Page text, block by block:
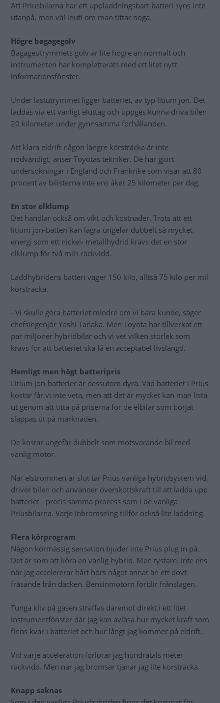
Att Priusbilarna har ett uppladdningsbart batteri syns inte
utanpå, men väl inuti om man tittar noga.
Högre bagagegolv
Bagageutrymmets golv är lite högre än normalt och
instrumenten har kompletterats med ett litet nytt
informationsfönster.
Under lastutrymmet ligger batteriet, av typ litium jon. Det
laddas via ett vanligt eluttag och uppges kunna driva bilen
20 kilometer under gynnsamma förhållanden.
Att klara eldrift någon längre körsträcka är inte
nödvändigt, anser Toyotas tekniker. De har gjort
undersökningar i England och Frankrike som visar att 80
procent av bilisterna inte ens åker 25 kilometer per dag.
En stor elklump
Det handlar också om vikt och kostnader. Trots att ett
litium jon-batteri kan lagra ungefär dubbelt så mycket
energi som ett nickel- metallhydrid krävs det en stor
elklump för två mils räckvidd.
Laddhybridens batteri väger 150 kilo, alltså 75 kilo per mil
körsträcka.
- Vi skulle göra batteriet mindre om vi bara kunde, säger
chefsingenjör Yoshi Tanaka. Men Toyota har tillverkat ett
par miljoner hybridbilar och vi vet vilken storlek som
krävs för att batteriet ska få en acceptabel livslängd.
Hemligt men högt batteripris
Litium jon-batterier är dessutom dyra. Vad batteriet i Prius
kostar får vi inte veta, men att det är mycket kan man lista
ut genom att titta på priserna för de elbilar som börjat
släppas ut på marknaden.
De kostar ungefär dubbelt som motsvarande bil med
vanlig motor.
När elströmmen är slut tar Prius vanliga hybridsystem vid,
driver bilen och använder överskottskraft till att ladda upp
batteriet - precis samma process som i de vanliga
Priusbilarna. Varje inbromsning tillför också lite laddning.
Flera körprogram
Någon körmässig sensation bjuder inte Prius plug in på.
Det är som att köra en vanlig hybrid. Men tystare. Inte ens
när jag accelererar hårt hörs något annat än ett dovt
fräsande från däcken. Bensinmotorn förblir frånslagen.
Tunga kliv på gasen straffas däremot direkt i ett litet
instrumentfönster där jag kan avläsa hur mycket kraft som
finns kvar i batteriet och hur långt jag kommer på eldrift.
Vid varje acceleration förlorar jag hundratals meter
räckvidd. Men när jag bromsar tjänar jag lite körsträcka.
Knapp saknas